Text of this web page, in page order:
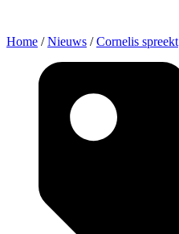
Home /Nieuws /Cornelis spreekt